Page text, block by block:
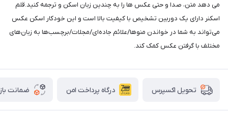
می دهد متن، صدا و حتی عکس ها را به چندین زبان اسکن و ترجمه کنید.قلم
اسکنر دارای یک دوربین تشخیص با کیفیت بالا است و این خودکار اسکن عکس
می‌تواند به شما در خواندن منوها/علائم جاده‌ای/مجلات/برچسب‌ها به زبان‌های
مختلف با گرفتن عکس کمک کند.
تحویل اکسپرس درگاه پرداخت امن ضمانت